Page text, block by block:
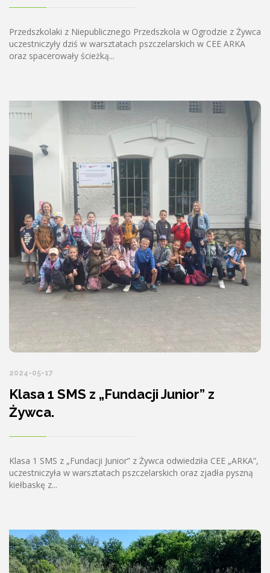
Przedszkolaki z Niepublicznego Przedszkola w Ogrodzie z Żywca
uczestniczyły dziś w warsztatach pszczelarskich w CEE ARKA
oraz spacerowały ścieżką...
2024-05-17
Klasa 1 SMS z „Fundacji Junior” z
Żywca.
Klasa 1 SMS z „Fundacji Junior” z Żywca odwiedziła CEE „ARKA”,
uczestniczyła w warsztatach pszczelarskich oraz zjadła pyszną
kiełbaskę z...